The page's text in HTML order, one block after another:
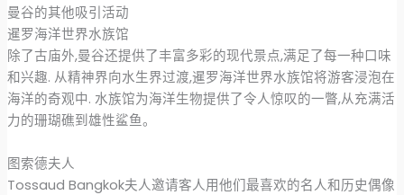
曼谷的其他吸引活动
暹罗海洋世界水族馆
除了古庙外,曼谷还提供了丰富多彩的现代景点,满足了每一种口味
和兴趣. 从精神界向水生界过渡,暹罗海洋世界水族馆将游客浸泡在
海洋的奇观中. 水族馆为海洋生物提供了令人惊叹的一瞥,从充满活
力的珊瑚礁到雄性鲨鱼。
图索德夫人
Tossaud Bangkok夫人邀请客人用他们最喜欢的名人和历史偶像